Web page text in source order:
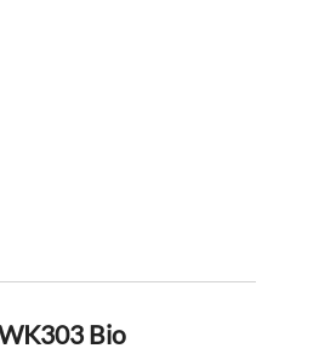
Bio